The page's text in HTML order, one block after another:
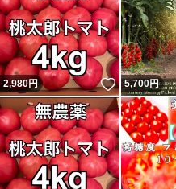
2,980円 いいね！
5,700円